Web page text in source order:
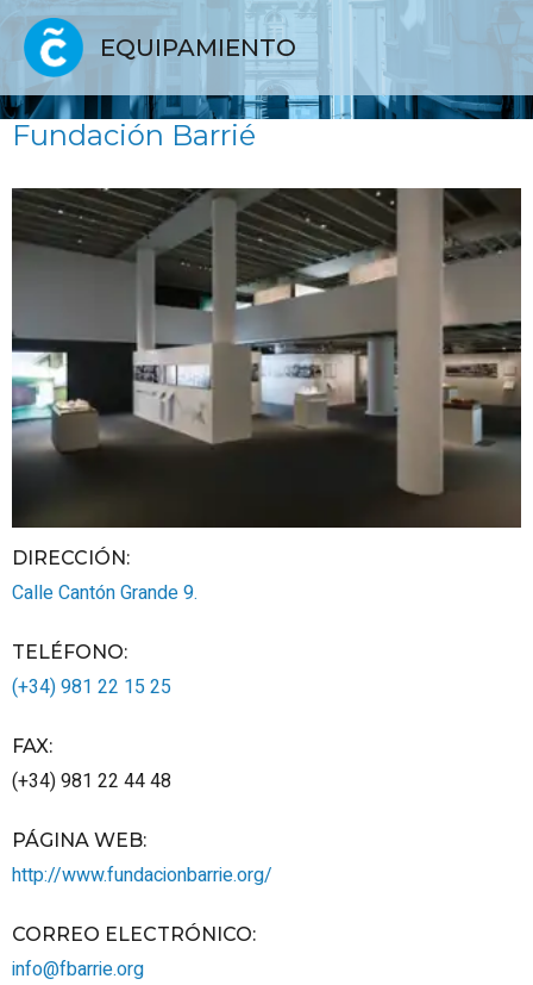
EQUIPAMIENTO
Fundación Barrié
DIRECCIÓN:
Calle Cantón Grande 9.
TELÉFONO:
(+34) 981 22 15 25
FAX:
(+34) 981 22 44 48
PÁGINA WEB:
http://www.fundacionbarrie.org/
CORREO ELECTRÓNICO:
info@fbarrie.org